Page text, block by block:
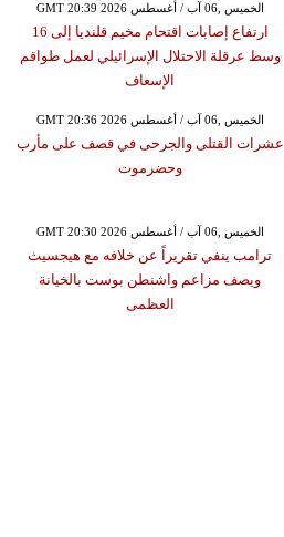
GMT 20:39 2026 الخميس ,06 آب / أغسطس
ارتفاع إصابات اقتحام مخيم قلنديا إلى 16
وسط عرقلة الاحتلال الإسرائيلي لعمل طواقم
الإسعاف
GMT 20:36 2026 الخميس ,06 آب / أغسطس
عشرات القتلى والجرحى في قصف على مأرب
وحضرموت
GMT 20:30 2026 الخميس ,06 آب / أغسطس
ترامب ينفي تقريراً عن خلافه مع هيجسيث
ويصف مزاعم واشنطن بوست بالخيانة
العظمى